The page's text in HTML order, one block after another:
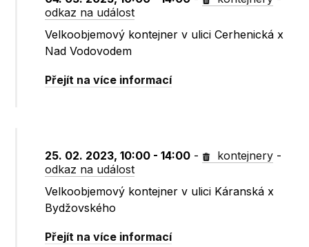
odkaz na událost
Velkoobjemový kontejner v ulici Cerhenická x
Nad Vodovodem
Přejít na více informací
25. 02. 2023, 10:00 - 14:00 - kontejnery -
odkaz na událost
Velkoobjemový kontejner v ulici Káranská x
Bydžovského
Přejít na více informací